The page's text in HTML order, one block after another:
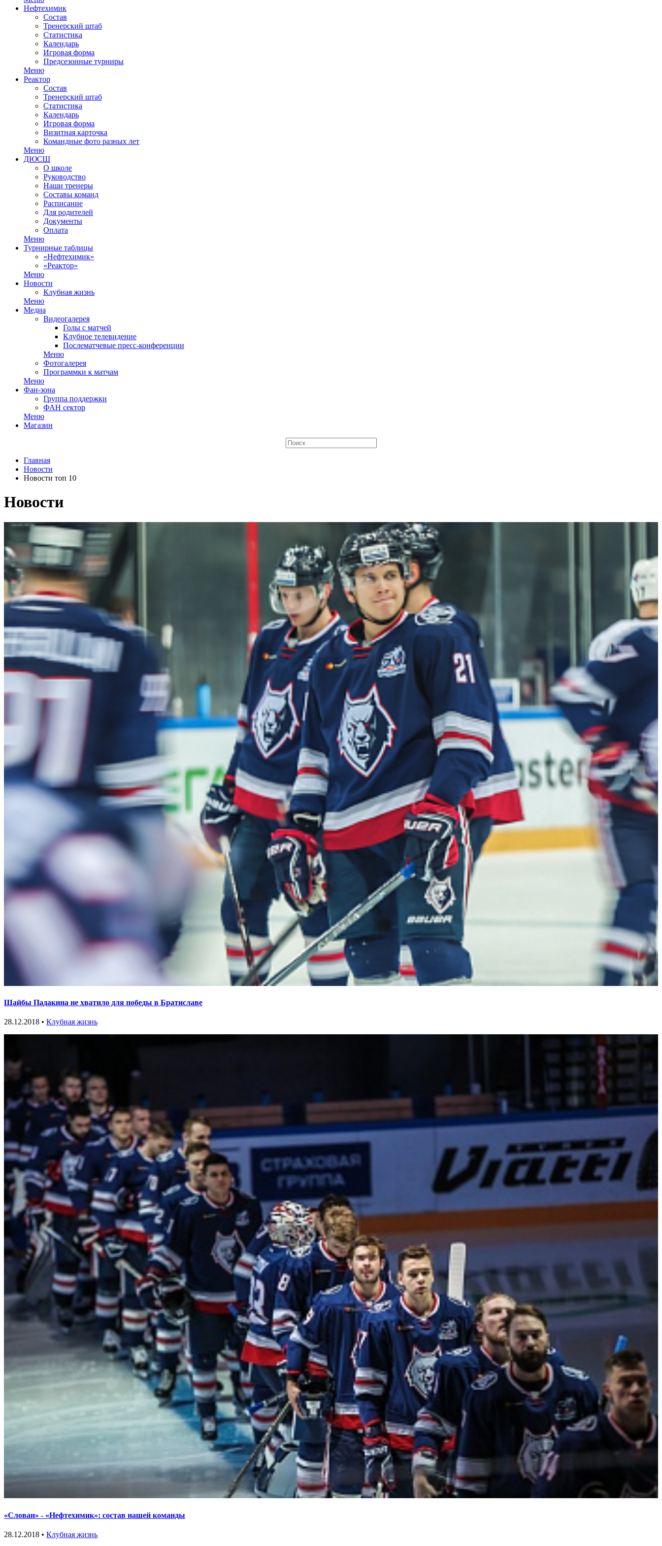
Нефтехимик
Состав
Тренерский штаб
Статистика
Календарь
Игровая форма
Предсезонные турниры
Меню
Реактор
Состав
Тренерский штаб
Статистика
Календарь
Игровая форма
Визитная карточка
Командные фото разных лет
Меню
ДЮСШ
О школе
Руководство
Наши тренеры
Составы команд
Расписание
Для родителей
Документы
Оплата
Меню
Турнирные таблицы
«Нефтехимик»
«Реактор»
Меню
Новости
Клубная жизнь
Меню
Медиа
Видеогалерея
Голы с матчей
Клубное телевидение
Послематчевые пресс-конференции
Меню
Фотогалерея
Программки к матчам
Меню
Фан-зона
Группа поддержки
ФАН сектор
Меню
Магазин
Главная
Новости
Новости топ 10
Новости
Шайбы Падакина не хватило для победы в Братиславе
28.12.2018 • Клубная жизнь
«Слован» - «Нефтехимик»: состав нашей команды
28.12.2018 • Клубная жизнь